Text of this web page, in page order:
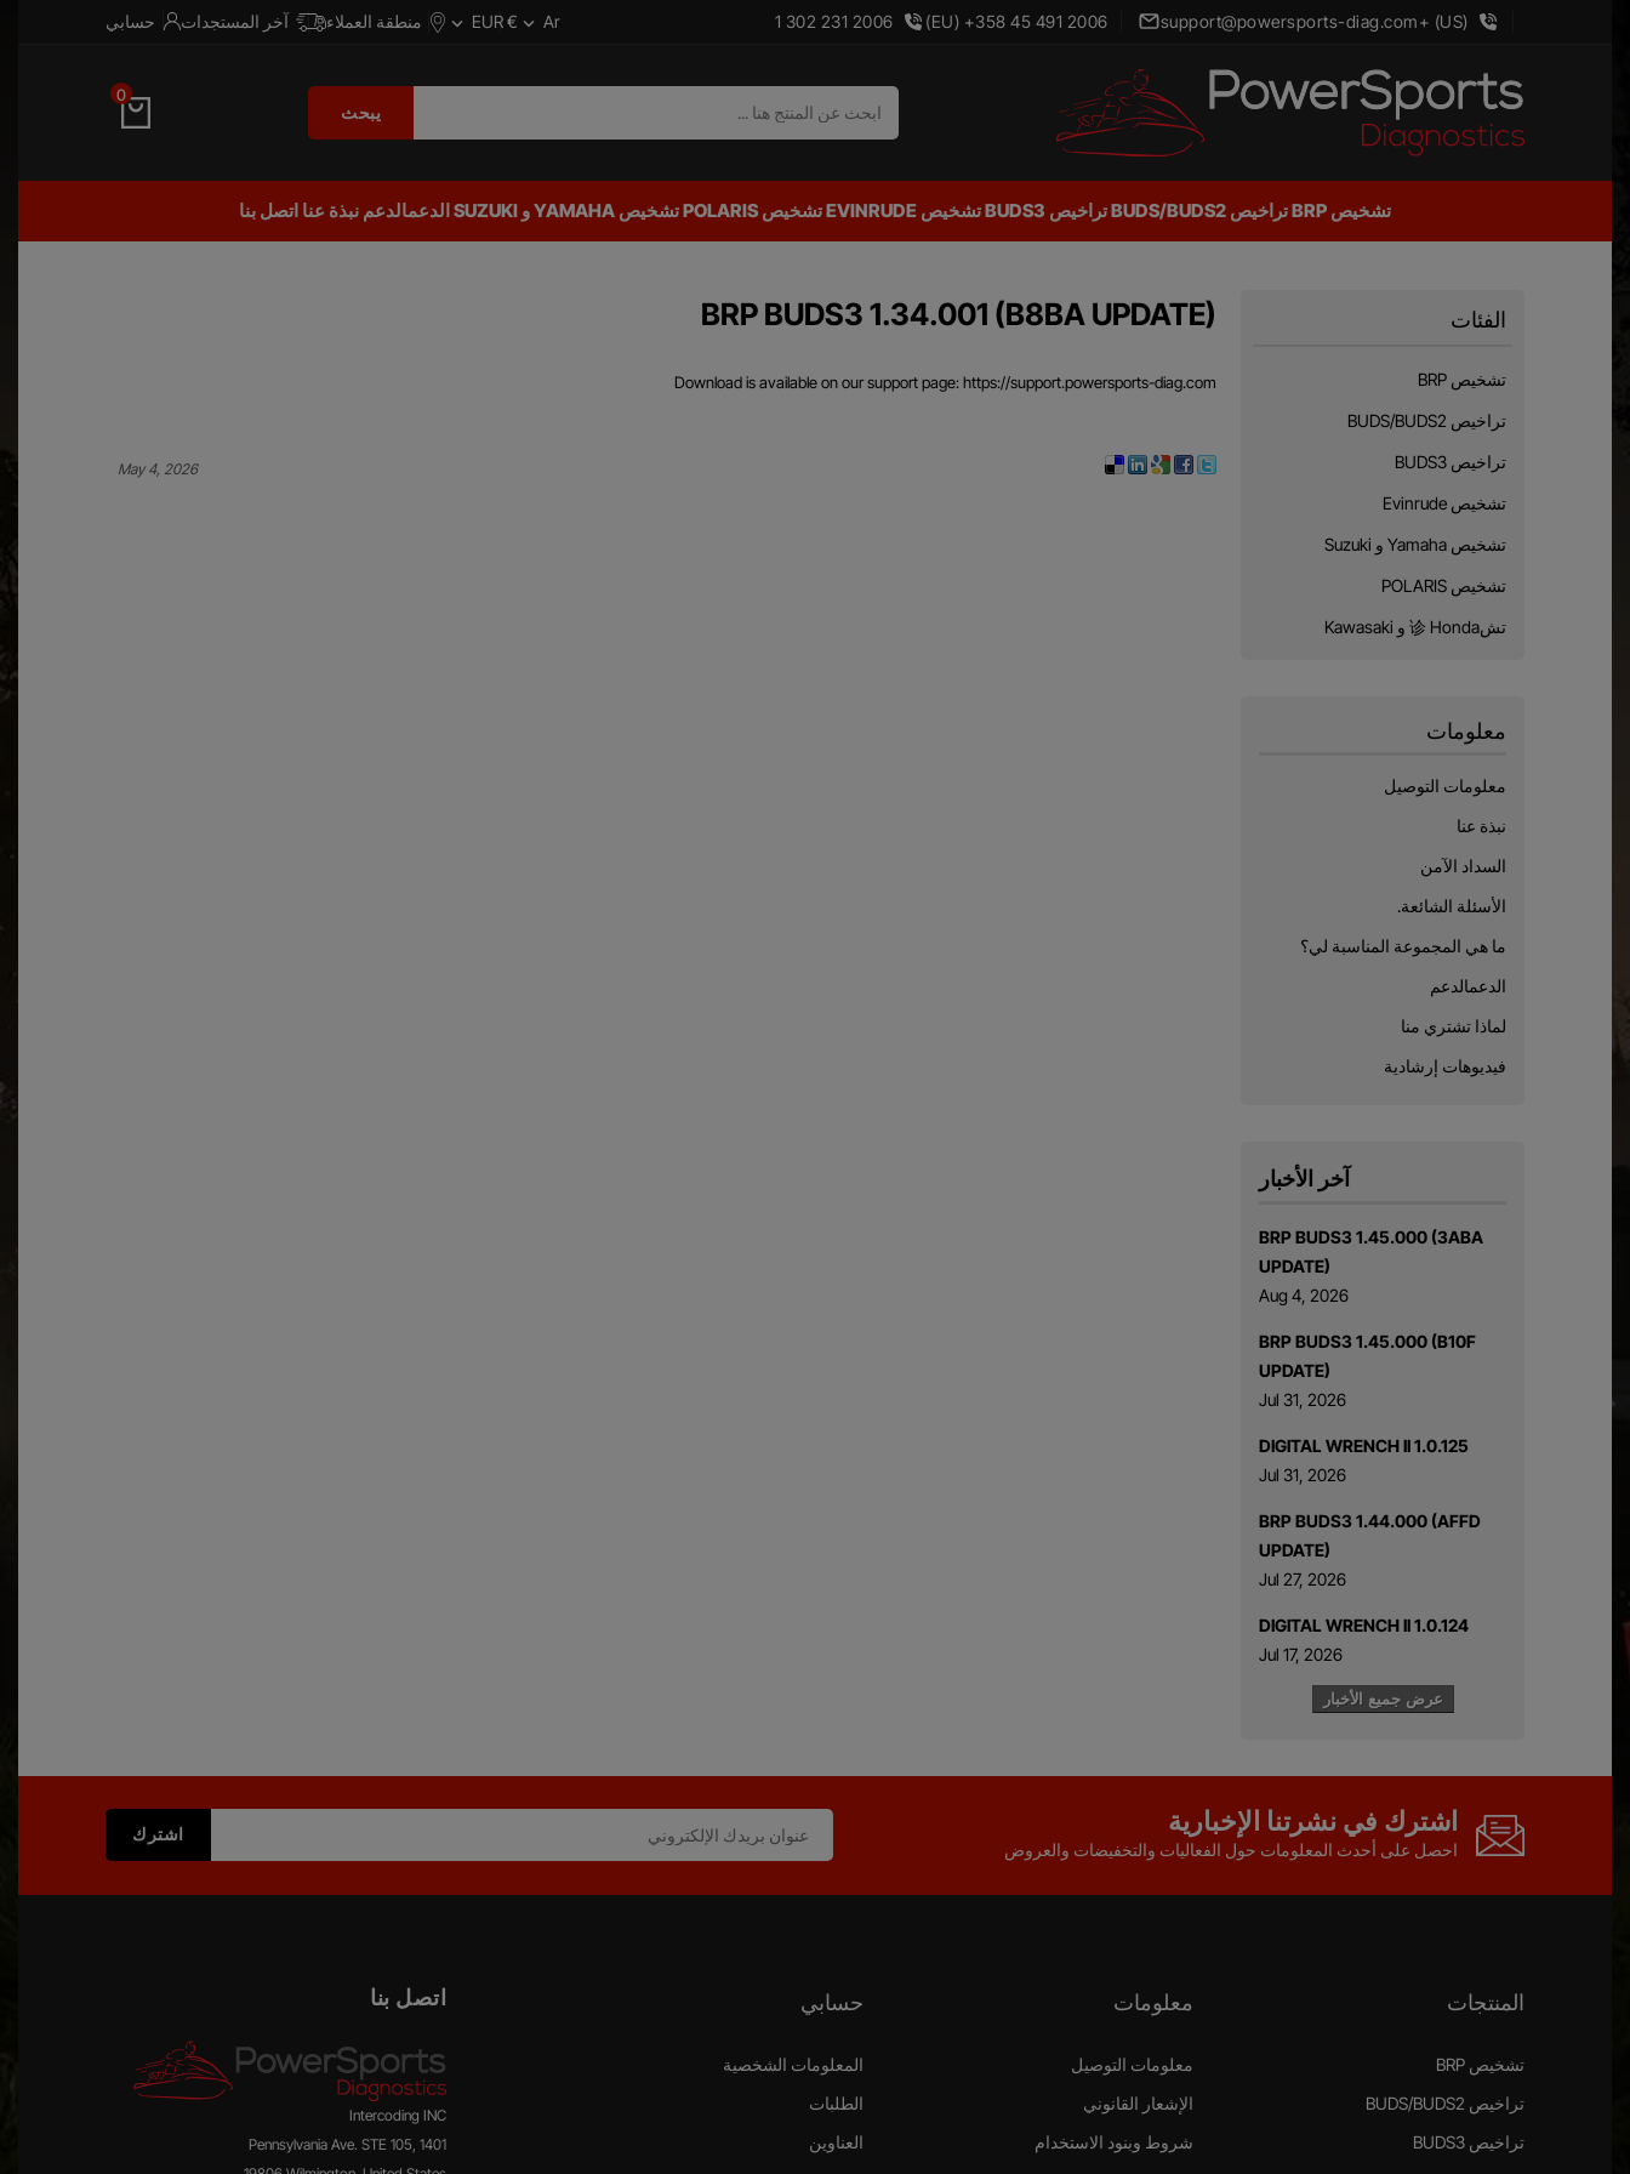
(US) +1 302 231 2006
(EU) +358 45 491 2006 support@powersports-diag.com
Ar

€ EUR
 منطقة العملاء آخر المستجدات حسابي
يبحث
0
تشخيص BRP تراخيص BUDS/BUDS2 تراخيص BUDS3 تشخيص EVINRUDE تشخيص POLARIS تشخيص YAMAHA و SUZUKI الدعمالدعم نبذة عنا اتصل بنا
الفئات
تشخيص BRP
تراخيص BUDS/BUDS2
تراخيص BUDS3
تشخيص Evinrude
تشخيص Yamaha و Suzuki
تشخيص POLARIS
تش诊 Honda و Kawasaki
معلومات
معلومات التوصيل
نبذة عنا
السداد الآمن
الأسئلة الشائعة.
ما هي المجموعة المناسبة لي؟
الدعمالدعم
لماذا تشتري منا
فيديوهات إرشادية
آخر الأخبار
BRP BUDS3 1.45.000 (3ABA
UPDATE)
Aug 4, 2026
BRP BUDS3 1.45.000 (B10F
UPDATE)
Jul 31, 2026
DIGITAL WRENCH II 1.0.125
Jul 31, 2026
BRP BUDS3 1.44.000 (AFFD
UPDATE)
Jul 27, 2026
DIGITAL WRENCH II 1.0.124
Jul 17, 2026
عرض جميع الأخبار
BRP BUDS3 1.34.001 (B8BA UPDATE)
Download is available on our support page: https://support.powersports-diag.com
May 4, 2026
اشترك في نشرتنا الإخبارية
احصل على أحدث المعلومات حول الفعاليات والتخفيضات والعروض
المنتجات
تشخيص BRP
تراخيص BUDS/BUDS2
تراخيص BUDS3
معلومات
معلومات التوصيل
الإشعار القانوني
شروط وبنود الاستخدام
حسابي
المعلومات الشخصية
الطلبات
العناوين
اتصل بنا
Intercoding INC
1401 Pennsylvania Ave. STE 105,